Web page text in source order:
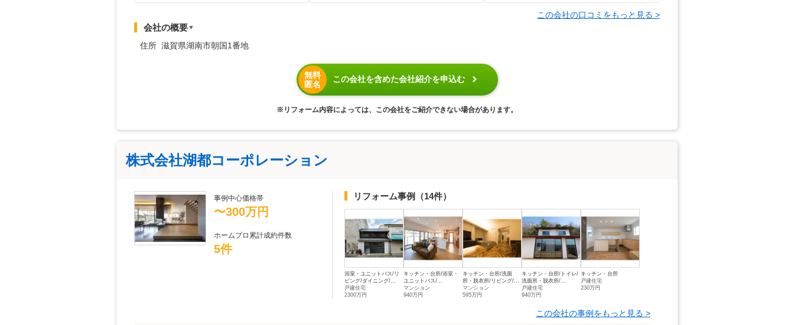
この会社の口コミをもっと見る >
会社の概要▼
住所 滋賀県湖南市朝国1番地
無料
匿名
この会社を含めた会社紹介を申込む
※リフォーム内容によっては、この会社をご紹介できない場合があります。
株式会社湖都コーポレーション
事例中心価格帯
〜300万円
ホームプロ累計成約件数
5件
リフォーム事例 （14件）
浴室・ユニットバス/リ
ビング/ダイニング/...
戸建住宅
2300万円
キッチン・台所/浴室・
ユニットバス/...
マンション
940万円
キッチン・台所/洗面
所・脱衣所/リビング/...
マンション
595万円
キッチン・台所/トイレ/
洗面所・脱衣所/...
戸建住宅
940万円
キッチン・台所
戸建住宅
230万円
この会社の事例をもっと見る >